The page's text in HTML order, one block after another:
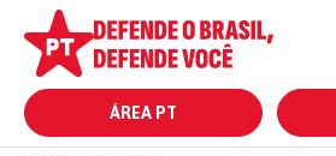
ÁREA PT